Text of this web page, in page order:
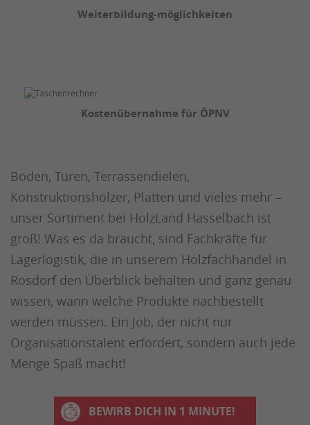
Weiterbildung-möglichkeiten
Kostenübernahme für ÖPNV
Böden, Türen, Terrassendielen,
Konstruktionshölzer, Platten und vieles mehr –
unser Sortiment bei HolzLand Hasselbach ist
groß! Was es da braucht, sind Fachkräfte für
Lagerlogistik, die in unserem Holzfachhandel in
Rosdorf den Überblick behalten und ganz genau
wissen, wann welche Produkte nachbestellt
werden müssen. Ein Job, der nicht nur
Organisationstalent erfordert, sondern auch jede
Menge Spaß macht!
BEWIRB DICH IN 1 MINUTE!